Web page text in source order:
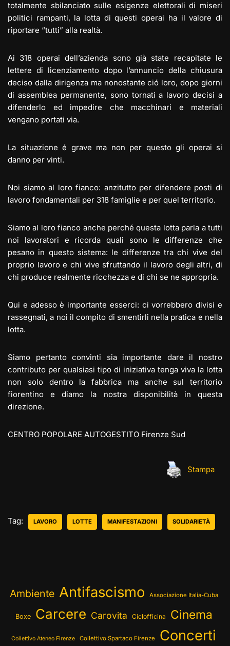
totalmente sbilanciato sulle esigenze elettorali di miseri
politici rampanti, la lotta di questi operai ha il valore di
riportare “tutti” alla realtà.
Ai 318 operai dell’azienda sono già state recapitate le
lettere di licenziamento dopo l’annuncio della chiusura
deciso dalla dirigenza ma nonostante ció loro, dopo giorni
di assemblea permanente, sono tornati a lavoro decisi a
difenderlo ed impedire che macchinari e materiali
vengano portati via.
La situazione é grave ma non per questo gli operai si
danno per vinti.
Noi siamo al loro fianco: anzitutto per difendere posti di
lavoro fondamentali per 318 famiglie e per quel territorio.
Siamo al loro fianco anche perché questa lotta parla a tutti
noi lavoratori e ricorda quali sono le differenze che
pesano in questo sistema: le differenze tra chi vive del
proprio lavoro e chi vive sfruttando il lavoro degli altri, di
chi produce realmente ricchezza e di chi se ne appropria.
Qui e adesso è importante esserci: ci vorrebbero divisi e
rassegnati, a noi il compito di smentirli nella pratica e nella
lotta.
Siamo pertanto convinti sia importante dare il nostro
contributo per qualsiasi tipo di iniziativa tenga viva la lotta
non solo dentro la fabbrica ma anche sul territorio
fiorentino e diamo la nostra disponibilità in questa
direzione.
CENTRO POPOLARE AUTOGESTITO Firenze Sud
Stampa
Tag: LAVORO LOTTE MANIFESTAZIONI SOLIDARIETÀ
Ambiente Antifascismo Associazione Italia-Cuba
Boxe Carcere Carovita Ciclofficina Cinema
Collettivo Ateneo Firenze Collettivo Spartaco Firenze Concerti